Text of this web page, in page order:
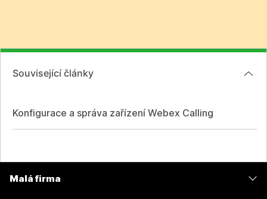
Související články
Konfigurace a správa zařízení Webex Calling
Malá firma